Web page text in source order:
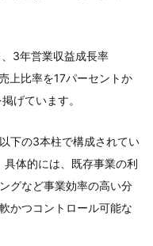
3年営業収益成長率
上比率を17パーセントか
げています。
下の3本柱で構成されてい
具体的には、既存事業の利
グなど事業効率の高い分
かつコントロール可能な